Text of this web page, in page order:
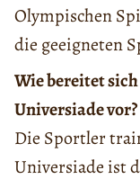
Olympischen
die geeigneten
Wie bereitet
Universiade vor?
Die Sportler
Universiade ist